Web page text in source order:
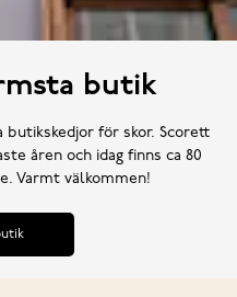
butik
butikskedjor för skor. Scorett
åren och idag finns ca 80
Varmt välkommen!